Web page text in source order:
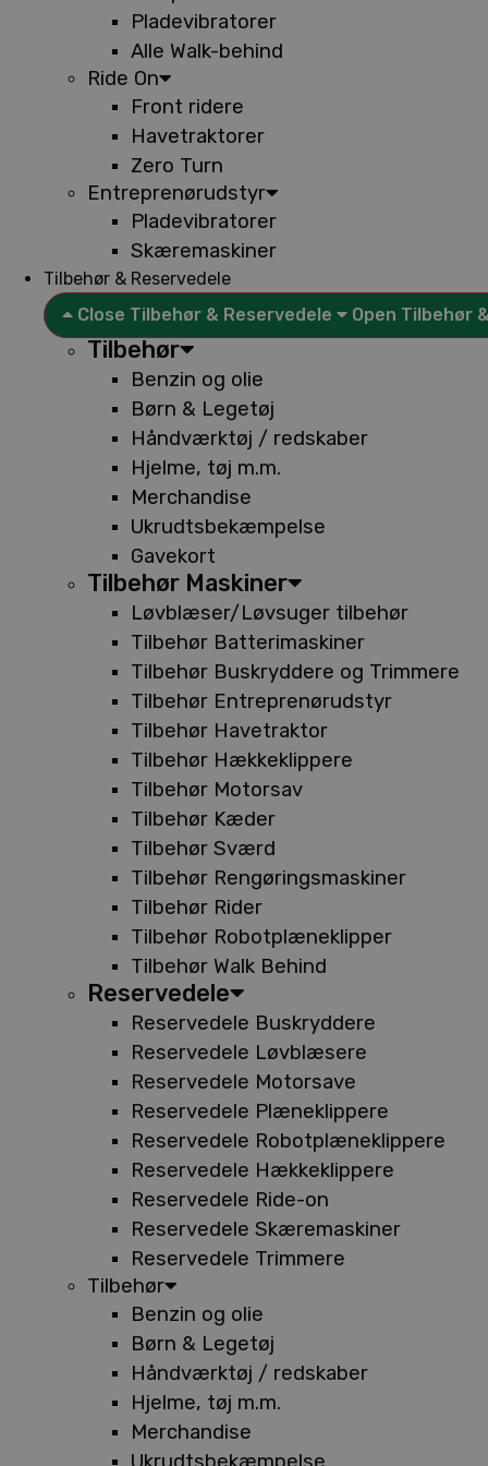
Pladevibratorer
Alle Walk-behind
Ride On
Front ridere
Havetraktorer
Zero Turn
Entreprenørudstyr
Pladevibratorer
Skæremaskiner
Tilbehør & Reservedele
Close Tilbehør & Reservedele
Open Tilbehør
Tilbehør
Benzin og olie
Børn & Legetøj
Håndværktøj / redskaber
Hjelme, tøj m.m.
Merchandise
Ukrudtsbekæmpelse
Gavekort
Tilbehør Maskiner
Løvblæser/Løvsuger tilbehør
Tilbehør Batterimaskiner
Tilbehør Buskryddere og Trimmere
Tilbehør Entreprenørudstyr
Tilbehør Havetraktor
Tilbehør Hækkeklippere
Tilbehør Motorsav
Tilbehør Kæder
Tilbehør Sværd
Tilbehør Rengøringsmaskiner
Tilbehør Rider
Tilbehør Robotplæneklipper
Tilbehør Walk Behind
Reservedele
Reservedele Buskryddere
Reservedele Løvblæsere
Reservedele Motorsave
Reservedele Plæneklippere
Reservedele Robotplæneklippere
Reservedele Hækkeklippere
Reservedele Ride-on
Reservedele Skæremaskiner
Reservedele Trimmere
Tilbehør
Benzin og olie
Børn & Legetøj
Håndværktøj / redskaber
Hjelme, tøj m.m.
Merchandise